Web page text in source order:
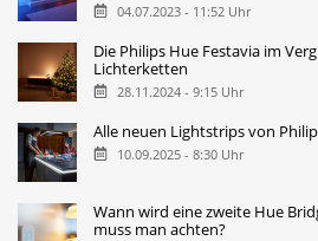
04.07.2023 - 11:52 Uhr
Die Philips Hue Festavia im
Lichterketten
28.11.2024 - 9:15 Uhr
Alle neuen Lightstrips von
10.09.2025 - 8:30 Uhr
Wann wird eine zweite Hue
muss man achten?